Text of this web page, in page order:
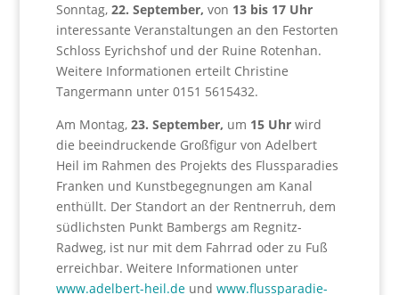
Sonntag, 22. September, von 13 bis 17 Uhr
interessante Veranstaltungen an den Festorten
Schloss Eyrichshof und der Ruine Rotenhan.
Weitere Informationen erteilt Christine
Tangermann unter 0151 5615432.
Am Montag, 23. September, um 15 Uhrwird
die beeindruckende Großfigur von Adelbert
Heil im Rahmen des Projekts des Flussparadies
Franken und Kunstbegegnungen am Kanal
enthüllt. Der Standort an der Rentnerruh, dem
südlichsten Punkt Bambergs am Regnitz-
Radweg, ist nur mit dem Fahrrad oder zu Fuß
erreichbar. Weitere Informationen unter
www.adelbert-heil.deund www.flussparadie-